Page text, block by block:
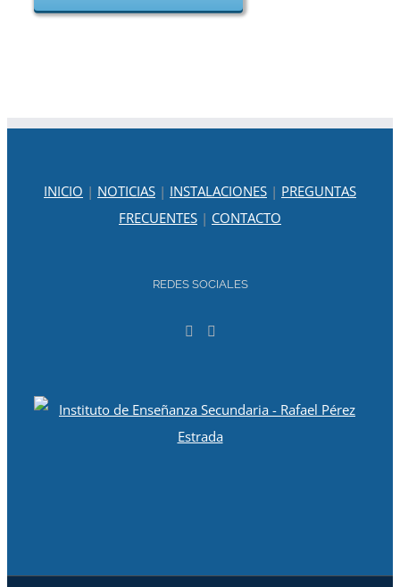
INICIO | NOTICIAS | INSTALACIONES | PREGUNTAS
FRECUENTES | CONTACTO
REDES SOCIALES